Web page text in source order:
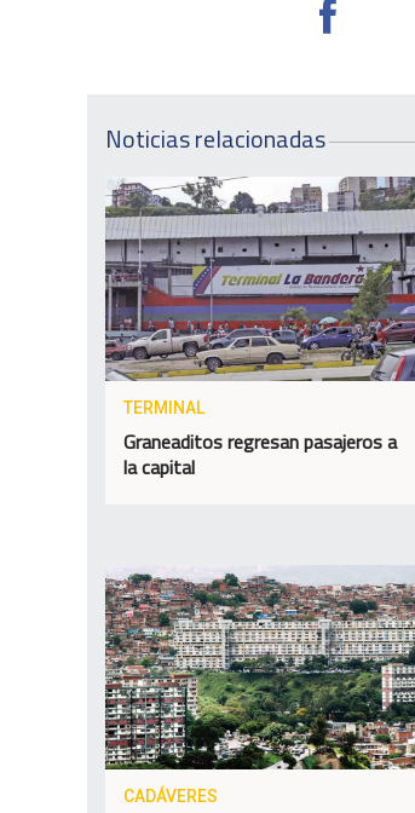
Noticias relacionadas
TERMINAL
Graneaditos regresan pasajeros a
la capital
CADÁVERES